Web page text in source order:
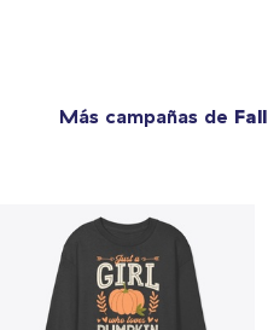
Más campañas de Fall